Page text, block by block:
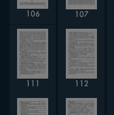
106 107
111 112